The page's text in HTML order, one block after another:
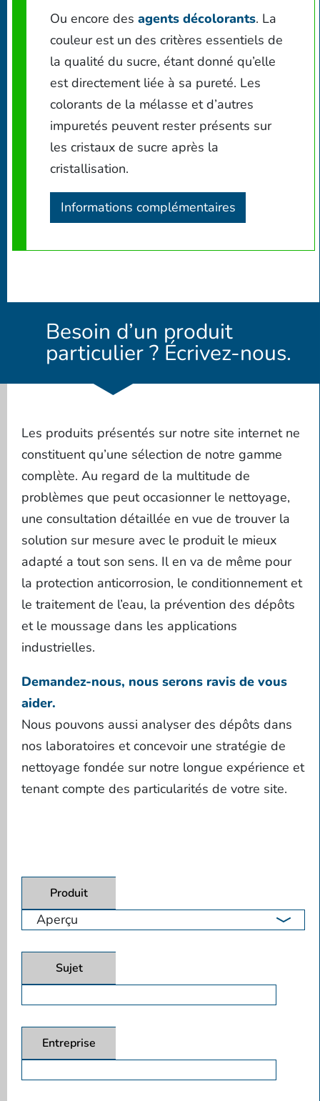
Ou encore des agents décolorants. La
couleur est un des critères essentiels de
la qualité du sucre, étant donné qu’elle
est directement liée à sa pureté. Les
colorants de la mélasse et d’autres
impuretés peuvent rester présents sur
les cristaux de sucre après la
cristallisation.
Informations complémentaires
Besoin d’un produit
particulier ? Écrivez-nous.
Les produits présentés sur notre site internet ne
constituent qu’une sélection de notre gamme
complète. Au regard de la multitude de
problèmes que peut occasionner le nettoyage,
une consultation détaillée en vue de trouver la
solution sur mesure avec le produit le mieux
adapté a tout son sens. Il en va de même pour
la protection anticorrosion, le conditionnement et
le traitement de l’eau, la prévention des dépôts
et le moussage dans les applications
industrielles.
Demandez-nous, nous serons ravis de vous
aider.
Nous pouvons aussi analyser des dépôts dans
nos laboratoires et concevoir une stratégie de
nettoyage fondée sur notre longue expérience et
tenant compte des particularités de votre site.
Produit
Sujet
Entreprise